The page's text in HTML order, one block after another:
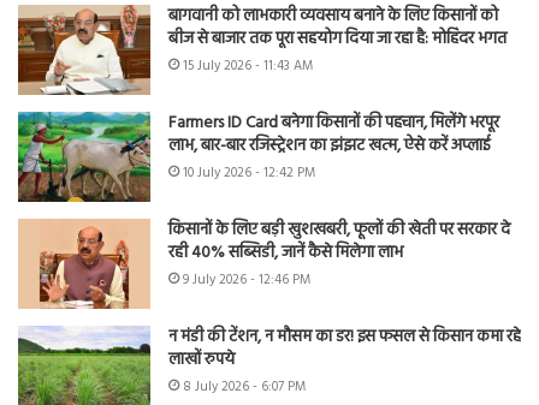
बागवानी को लाभकारी व्यवसाय बनाने के लिए किसानों को
बीज से बाजार तक पूरा सहयोग दिया जा रहा है: मोहिंदर भगत
15 July 2026 - 11:43 AM
Farmers ID Card बनेगा किसानों की पहचान, मिलेंगे भरपूर
लाभ, बार-बार रजिस्ट्रेशन का झंझट खत्म, ऐसे करें अप्लाई
10 July 2026 - 12:42 PM
किसानों के लिए बड़ी खुशखबरी, फूलों की खेती पर सरकार दे
रही 40% सब्सिडी, जानें कैसे मिलेगा लाभ
9 July 2026 - 12:46 PM
न मंडी की टेंशन, न मौसम का डर! इस फसल से किसान कमा रहे
लाखों रुपये
8 July 2026 - 6:07 PM